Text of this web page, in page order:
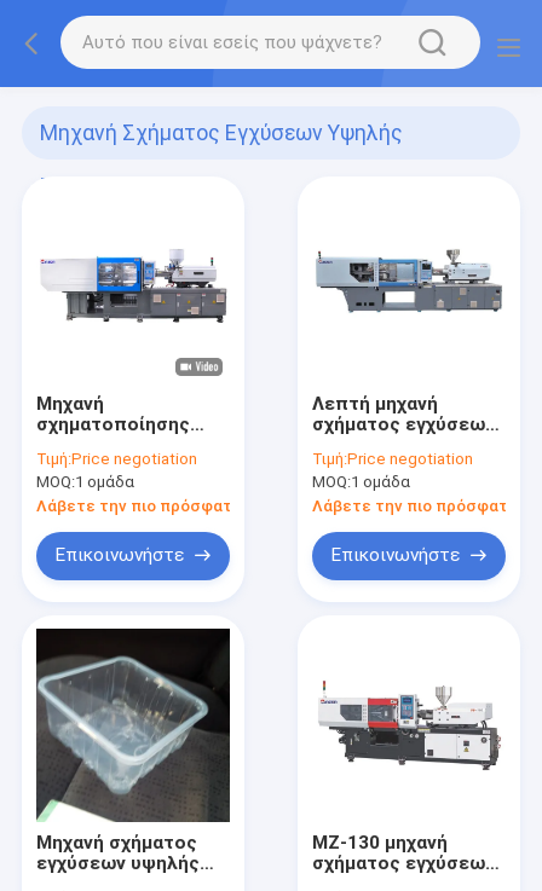
Μηχανή Σχήματος Εγχύσεων Υψηλής
Ταχύτητας
Μηχανή
σχηματοποίησης
εμπορευματοκιβωτίων
τροφίμων PP
Τιμή:Price negotiation
MOQ:1 ομάδα
Λάβετε την πιο πρόσφατη τιμή
Επικοινωνήστε
Λεπτή μηχανή
σχήματος εγχύσεων
συσκευασίας τοίχων
Τιμή:Price negotiation
MOQ:1 ομάδα
Λάβετε την πιο πρόσφατη
Επικοινωνήστε
Μηχανή σχήματος
εγχύσεων υψηλής
MZ-130 μηχανή
σχήματος εγχύσεων